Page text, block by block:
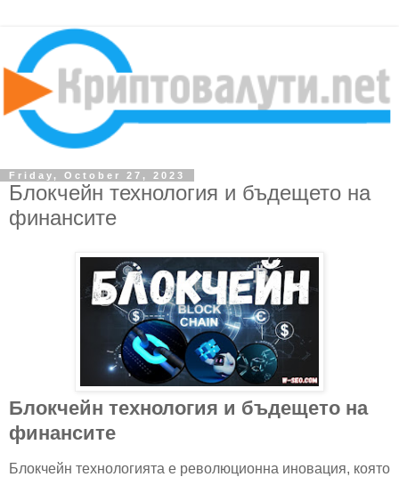
Friday, October 27, 2023
Блокчейн технология и бъдещето на
финансите
Блокчейн технология и бъдещето на
финансите
Блокчейн технологията е революционна иновация, която